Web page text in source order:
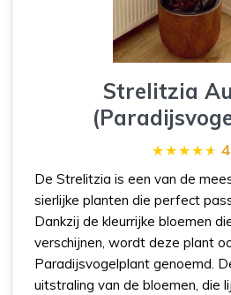
Strelitzia
De Strelitzia is een van de
sierlijke planten die perfect
Dankzij de kleurrijke bloemen
verschijnen, wordt deze plant
Paradijsvogelplant genoemd.
uitstraling van de bloemen, die